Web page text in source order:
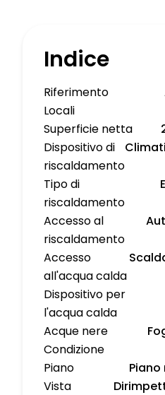
Indice
Riferimento
Locali
Superficie netta
Dispositivo di
riscaldamento
Tipo di
riscaldamento
Accesso al
riscaldamento
Accesso
all'acqua calda
Dispositivo per
l'acqua calda
Acque nere
Condizione
Piano
Vista